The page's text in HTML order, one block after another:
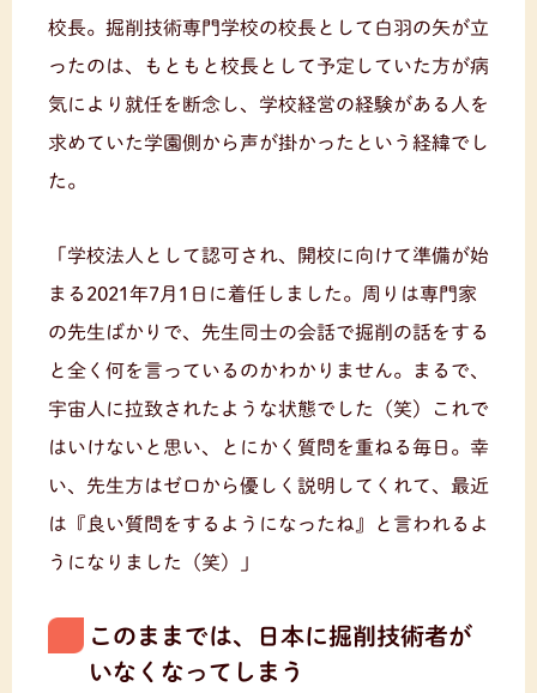
校長。掘削技術専門学校の校長として白羽の矢が立
ったのは、もともと校長として予定していた方が病
気により就任を断念し、学校経営の経験がある人を
求めていた学園側から声が掛かったという経緯でし
た。
「学校法人として認可され、開校に向けて準備が始
まる2021年7月1日に着任しました。周りは専門家
の先生ばかりで、先生同士の会話で掘削の話をする
と全く何を言っているのかわかりません。まるで、
宇宙人に拉致されたような状態でした（笑）これで
はいけないと思い、とにかく質問を重ねる毎日。幸
い、先生方はゼロから優しく説明してくれて、最近
は『良い質問をするようになったね』と言われるよ
うになりました（笑）」
このままでは、日本に掘削技術者が
いなくなってしまう